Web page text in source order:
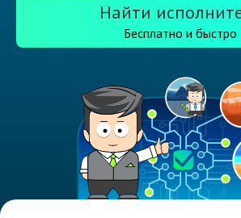
Найти
Бесплатно и быстро